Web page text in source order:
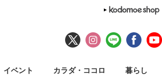
イベント カラダ・ココロ 暮らし